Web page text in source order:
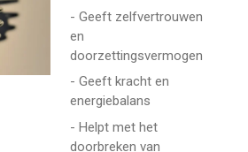
- Geeft zelfvertrouwen
en
doorzettingsvermogen
- Geeft kracht en
energiebalans
- Helpt met het
doorbreken van